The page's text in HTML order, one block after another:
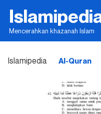
Mencerahkan khazanah Islam
Islamipedia Al-Quran